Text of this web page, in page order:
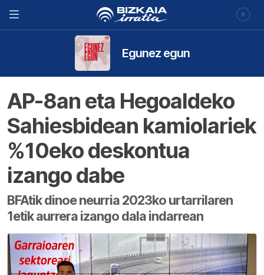
Egunez egun
AP-8an eta Hegoaldeko
Sahiesbidean kamiolariek
%10eko deskontua
izango dabe
BFAtik dinoe neurria 2023ko urtarrilaren
1etik aurrera izango dala indarrean